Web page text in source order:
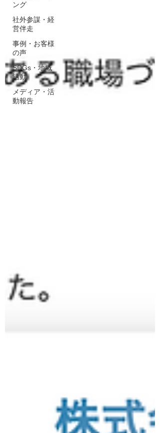
ング
社外参謀・経
営伴走
事例・お客様
の声
SDGs・地域
活動
メディア・活
動報告